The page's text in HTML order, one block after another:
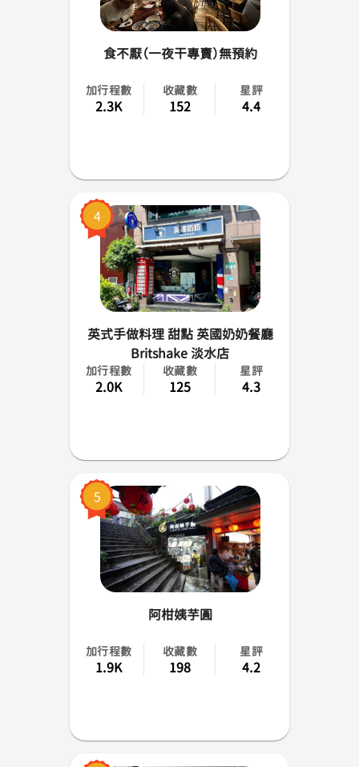
食不厭（一夜干專賣）無預約
加行程數
2.3K
收藏數
152
星評
4.4
4
英式手做料理 甜點 英國奶奶餐廳
Britshake 淡水店
加行程數
2.0K
收藏數
125
星評
4.3
5
阿柑姨芋圓
加行程數
1.9K
收藏數
198
星評
4.2